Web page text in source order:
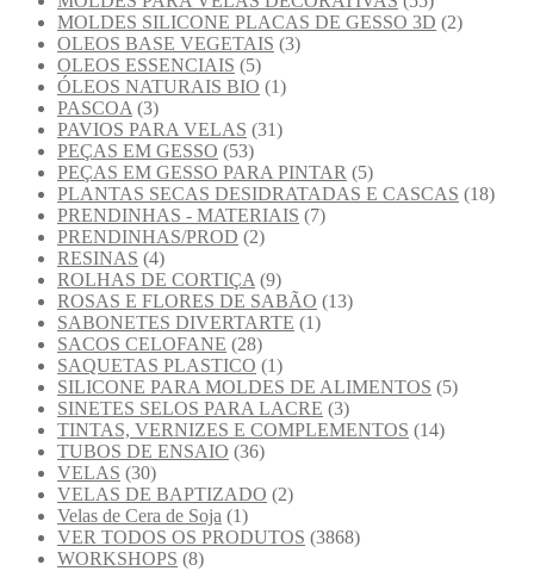
MOLDES SILICONE PLACAS DE GESSO 3D (2)
OLEOS BASE VEGETAIS (3)
OLEOS ESSENCIAIS (5)
ÓLEOS NATURAIS BIO (1)
PASCOA (3)
PAVIOS PARA VELAS (31)
PEÇAS EM GESSO (53)
PEÇAS EM GESSO PARA PINTAR (5)
PLANTAS SECAS DESIDRATADAS E CASCAS (18)
PRENDINHAS - MATERIAIS (7)
PRENDINHAS/PROD (2)
RESINAS (4)
ROLHAS DE CORTIÇA (9)
ROSAS E FLORES DE SABÃO (13)
SABONETES DIVERTARTE (1)
SACOS CELOFANE (28)
SAQUETAS PLASTICO (1)
SILICONE PARA MOLDES DE ALIMENTOS (5)
SINETES SELOS PARA LACRE (3)
TINTAS, VERNIZES E COMPLEMENTOS (14)
TUBOS DE ENSAIO (36)
VELAS (30)
VELAS DE BAPTIZADO (2)
Velas de Cera de Soja (1)
VER TODOS OS PRODUTOS (3868)
WORKSHOPS (8)